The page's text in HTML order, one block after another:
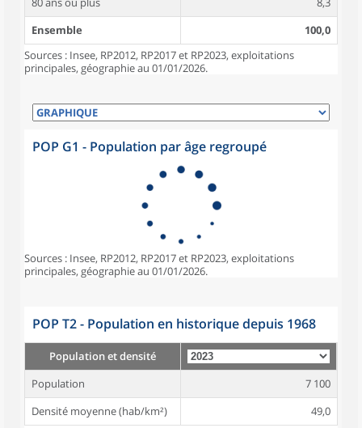
Ensemble
100,0
Sources : Insee, RP2012, RP2017 et RP2023, exploitations
principales, géographie au 01/01/2026.
POP G1 - Population par âge regroupé
Sources : Insee, RP2012, RP2017 et RP2023, exploitations
principales, géographie au 01/01/2026.
POP T2 - Population en historique depuis 1968
Population et densité
Population
7 100
Densité moyenne (hab/km²)
49,0